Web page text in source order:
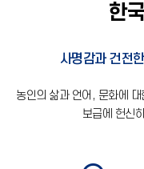
한
사명감과 건전
농인의 삶과 언어, 문화에
보급에 헌신